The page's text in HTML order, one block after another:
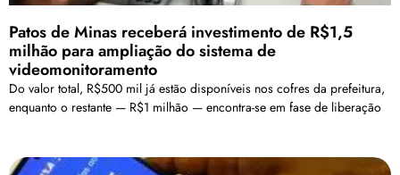
Patos de Minas receberá investimento de R$1,5
milhão para ampliação do sistema de
videomonitoramento
Do valor total, R$500 mil já estão disponíveis nos cofres da prefeitura,
enquanto o restante — R$1 milhão — encontra-se em fase de liberação